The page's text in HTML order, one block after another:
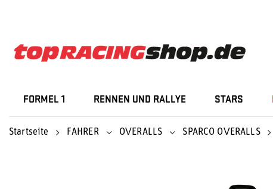
FORMEL 1 RENNEN UND RALLYE STARS
Startseite FAHRER OVERALLS SPARCO OVERALLS